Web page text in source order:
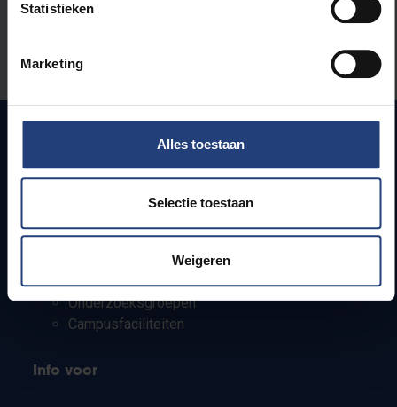
Statistieken
Marketing
Alles toestaan
Selectie toestaan
Weigeren
Snel naar
Jobs
Bereikbaarheid
Onderzoeksgroepen
Campusfaciliteiten
Info voor